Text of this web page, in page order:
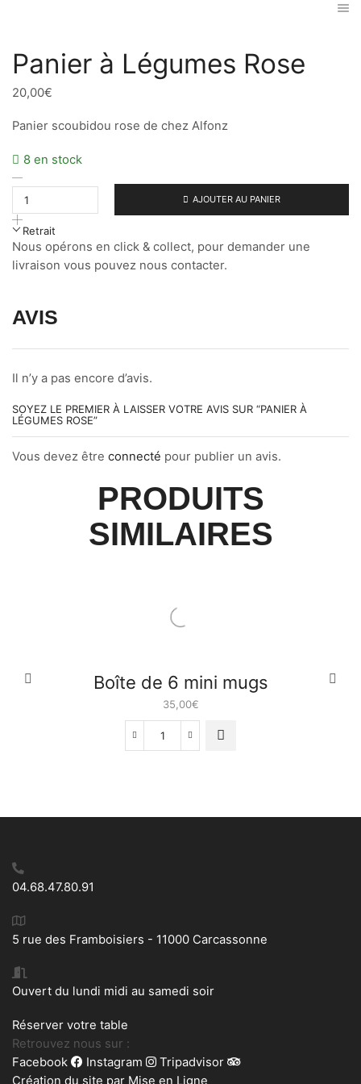
Panier à Légumes Rose
20,00€
Panier scoubidou rose de chez Alfonz
8 en stock
quantité
Panier
à
Légumes
Rose
AJOUTER AU PANIER
Retrait
Nous opérons en click & collect, pour demander une
livraison vous pouvez nous contacter.
AVIS
Il n’y a pas encore d’avis.
SOYEZ LE PREMIER À LAISSER VOTRE AVIS SUR “PANIER À
LÉGUMES ROSE”
Vous devez être connecté pour publier un avis.
PRODUITS
SIMILAIRES
Boîte de 6 mini mugs
35,00€
quantité
mini
04.68.47.80.91
5 rue des Framboisiers - 11000 Carcassonne
Ouvert du lundi midi au samedi soir
Réserver votre table
Retrouvez nous sur :
Facebook
Instagram
Tripadvisor
Création du site par Mise en Ligne